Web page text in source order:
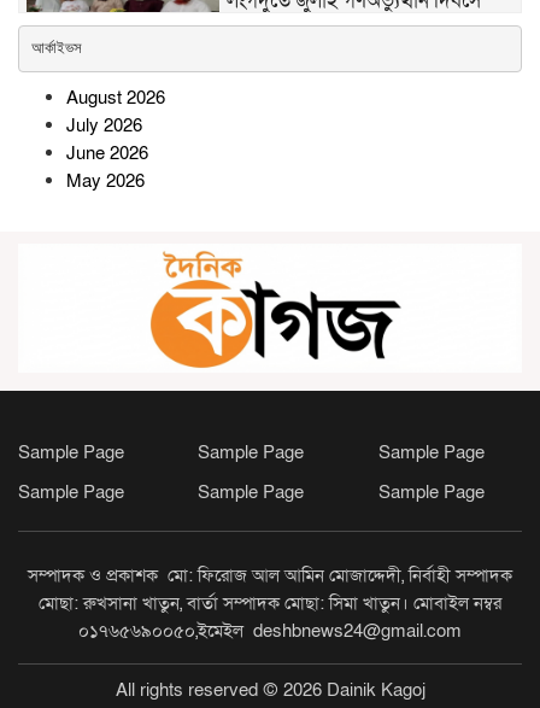
ইসলামী আন্দোলনের আলোচনা সভা ও
শিশু নূরিয়ার মরদেহ উদ্ধার
সিন্দুকছড়ি জোনের উদ্যোগে ৬ শতাধিক
সমাবেশ
রামগতিতে প্রেমের সম্পর্কের পর ধর্ষণ
মামলা: নিরপেক্ষ তদন্তের দাবি
অভিযুক্তের পরিবারের
আর্কাইভস
August 2026
July 2026
June 2026
May 2026
Sample Page Sample Page
Sample Page
Sample Page
Sample Page Sample Page
সম্পাদক ও প্রকাশক মো: ফিরোজ আল আমিন মোজাদ্দেদী, নির্বাহী সম্পাদক
মোছা: রুখসানা খাতুন, বার্তা সম্পাদক মোছা: সিমা খাতুন। মোবাইল নম্বর
০১৭৬৫৬৯০০৫০,ইমেইল deshbnews24@gmail.com
All rights reserved © 2026 Dainik Kagoj